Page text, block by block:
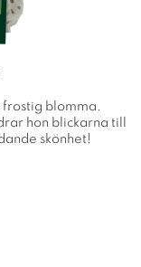
blomma.
hon blickarna till
skönhet!